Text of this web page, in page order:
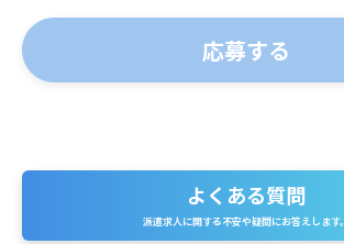
よくある質問
派遣求人に関する不安や疑問にお答えします。